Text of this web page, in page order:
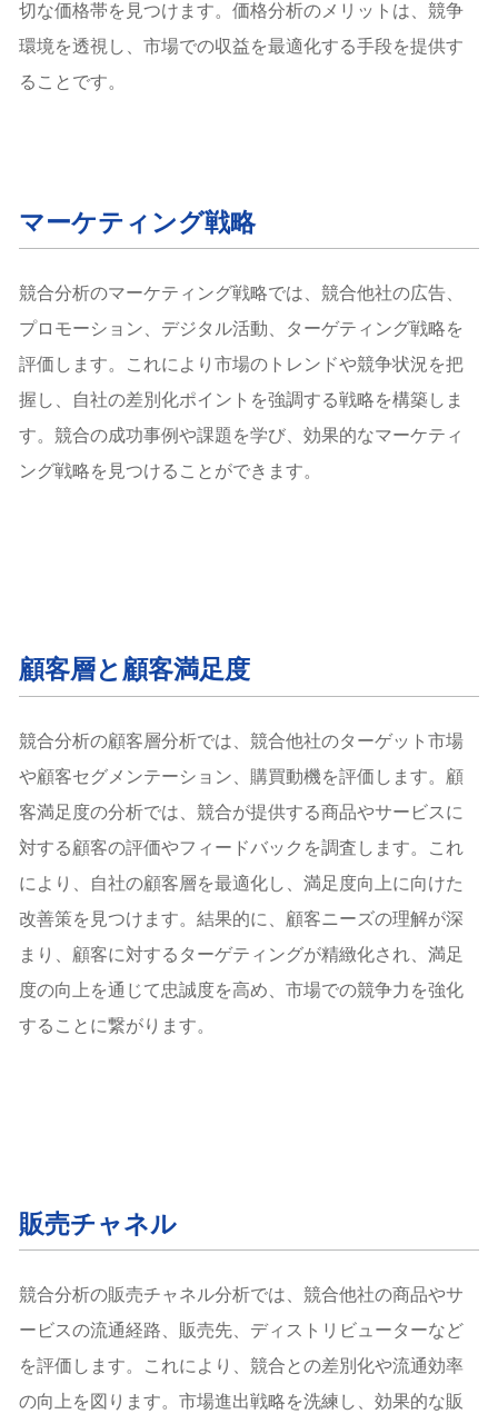
切な価格帯を見つけます。価格分析のメリットは、競争
環境を透視し、市場での収益を最適化する手段を提供す
ることです。
マーケティング戦略
競合分析のマーケティング戦略では、競合他社の広告、
プロモーション、デジタル活動、ターゲティング戦略を
評価します。これにより市場のトレンドや競争状況を把
握し、自社の差別化ポイントを強調する戦略を構築しま
す。競合の成功事例や課題を学び、効果的なマーケティ
ング戦略を見つけることができます。
顧客層と顧客満足度
競合分析の顧客層分析では、競合他社のターゲット市場
や顧客セグメンテーション、購買動機を評価します。顧
客満足度の分析では、競合が提供する商品やサービスに
対する顧客の評価やフィードバックを調査します。これ
により、自社の顧客層を最適化し、満足度向上に向けた
改善策を見つけます。結果的に、顧客ニーズの理解が深
まり、顧客に対するターゲティングが精緻化され、満足
度の向上を通じて忠誠度を高め、市場での競争力を強化
することに繋がります。
販売チャネル
競合分析の販売チャネル分析では、競合他社の商品やサ
ービスの流通経路、販売先、ディストリビューターなど
を評価します。これにより、競合との差別化や流通効率
の向上を図ります。市場進出戦略を洗練し、効果的な販